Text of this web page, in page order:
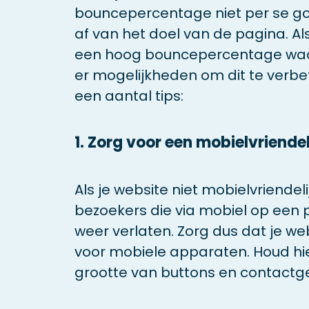
bouncepercentage niet per se
af van het doel van de pagina.
een hoog bouncepercentage
er mogelijkheden om dit te
een aantal tips:
1. Zorg voor een
Als je website niet
bezoekers die via mobiel op
weer verlaten. Zorg dus dat je
voor mobiele apparaten. Houd
grootte van buttons en